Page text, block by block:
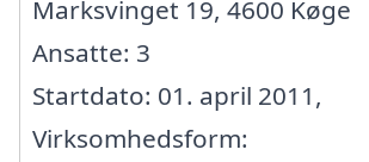
Marksvinget 19, 4600 Køge
Ansatte: 3
Startdato: 01. april 2011,
Virksomhedsform: